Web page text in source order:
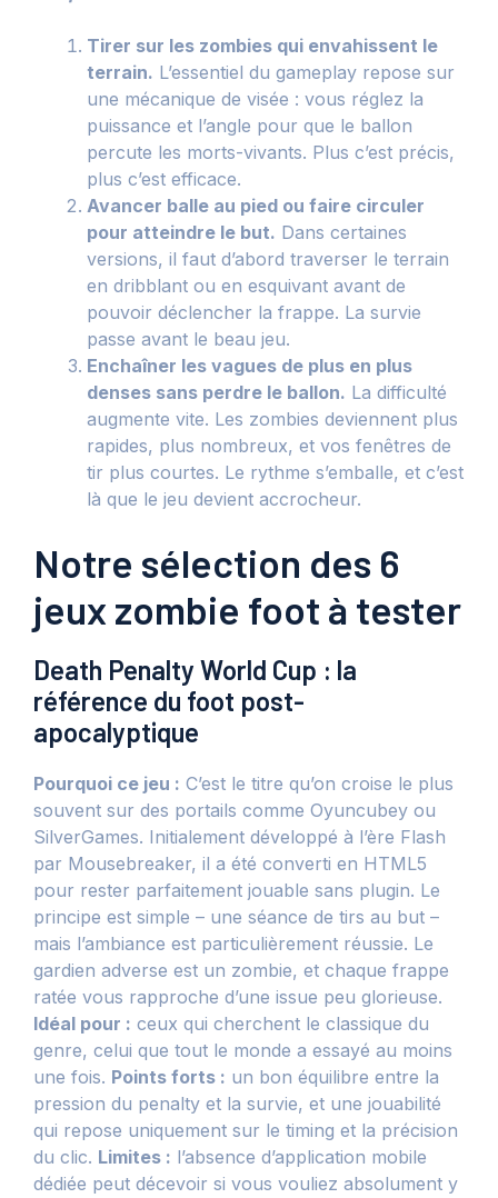
Tirer sur les zombies qui envahissent le
terrain. L’essentiel du gameplay repose sur
une mécanique de visée : vous réglez la
puissance et l’angle pour que le ballon
percute les morts-vivants. Plus c’est précis,
plus c’est efficace.
Avancer balle au pied ou faire circuler
pour atteindre le but. Dans certaines
versions, il faut d’abord traverser le terrain
en dribblant ou en esquivant avant de
pouvoir déclencher la frappe. La survie
passe avant le beau jeu.
Enchaîner les vagues de plus en plus
denses sans perdre le ballon. La difficulté
augmente vite. Les zombies deviennent plus
rapides, plus nombreux, et vos fenêtres de
tir plus courtes. Le rythme s’emballe, et c’est
là que le jeu devient accrocheur.
Notre sélection des 6
jeux zombie foot à tester
Death Penalty World Cup : la
référence du foot post-
apocalyptique
Pourquoi ce jeu : C’est le titre qu’on croise le plus
souvent sur des portails comme Oyuncubey ou
SilverGames. Initialement développé à l’ère Flash
par Mousebreaker, il a été converti en HTML5
pour rester parfaitement jouable sans plugin. Le
principe est simple – une séance de tirs au but –
mais l’ambiance est particulièrement réussie. Le
gardien adverse est un zombie, et chaque frappe
ratée vous rapproche d’une issue peu glorieuse.
Idéal pour : ceux qui cherchent le classique du
genre, celui que tout le monde a essayé au moins
une fois. Points forts : un bon équilibre entre la
pression du penalty et la survie, et une jouabilité
qui repose uniquement sur le timing et la précision
du clic. Limites : l’absence d’application mobile
dédiée peut décevoir si vous vouliez absolument y